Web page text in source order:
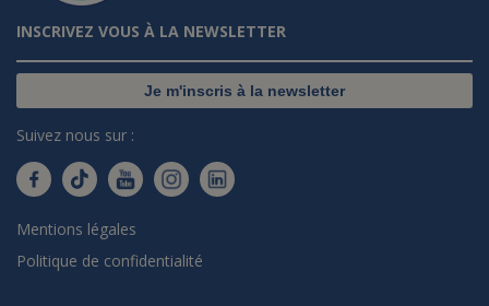
INSCRIVEZ VOUS À LA NEWSLETTER
Je m'inscris à la newsletter
Suivez nous sur :
Mentions légales
Politique de confidentialité